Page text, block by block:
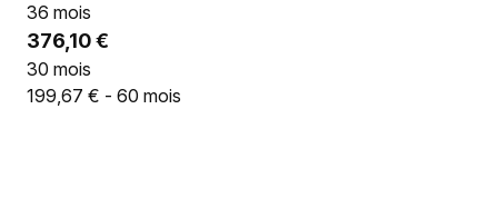
36 mois
376,10 €
30 mois